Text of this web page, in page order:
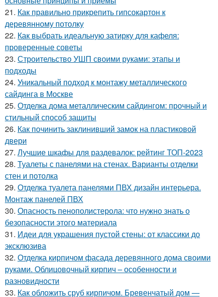
21. Как правильно прикрепить гипсокартон к
деревянному потолку
22. Как выбрать идеальную затирку для кафеля:
проверенные советы
23. Строительство УШП своими руками: этапы и
подходы
24. Уникальный подход к монтажу металлического
сайдинга в Москве
25. Отделка дома металлическим сайдингом: прочный и
стильный способ защиты
26. Как починить заклинивший замок на пластиковой
двери
27. Лучшие шкафы для раздевалок: рейтинг ТОП-2023
28. Туалеты с панелями на стенах. Варианты отделки
стен и потолка
29. Отделка туалета панелями ПВХ дизайн интерьера.
Монтаж панелей ПВХ
30. Опасность пенополистерола: что нужно знать о
безопасности этого материала
31. Идеи для украшения пустой стены: от классики до
эксклюзива
32. Отделка кирпичом фасада деревянного дома своими
руками. Облицовочный кирпич – особенности и
разновидности
33. Как обложить сруб кирпичом. Бревенчатый дом —